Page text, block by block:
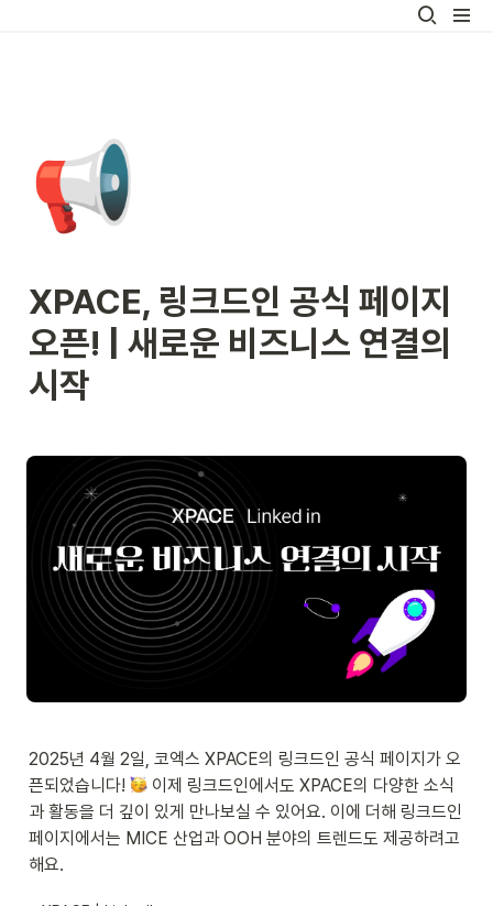
📢
XPACE, 링크드인 공식 페이지
오픈! | 새로운 비즈니스 연결의
시작
2025년 4월 2일, 코엑스 XPACE의 링크드인 공식 페이지가 오
픈되었습니다!
이제 링크드인에서도 XPACE의 다양한 소식
과 활동을 더 깊이 있게 만나보실 수 있어요. 이에 더해 링크드인
페이지에서는 MICE 산업과 OOH 분야의 트렌드도 제공하려고
해요.